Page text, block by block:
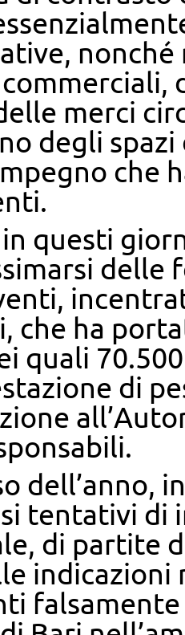
merci
degli
che
questi
che ha
quali
di
dell’anno,
tentativi di
di partite
indicazioni
falsamente